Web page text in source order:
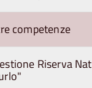
competenze
Riserva